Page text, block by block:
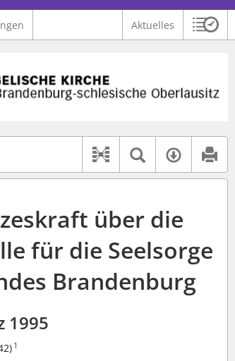
Aktuelles
oder "Pfarrerausschuss".
Berlin-Brandenburg-schlesische Oberlausitz
Dokument-
Textsuche
über die
für die Seelsorge
Brandenburg
1995
1